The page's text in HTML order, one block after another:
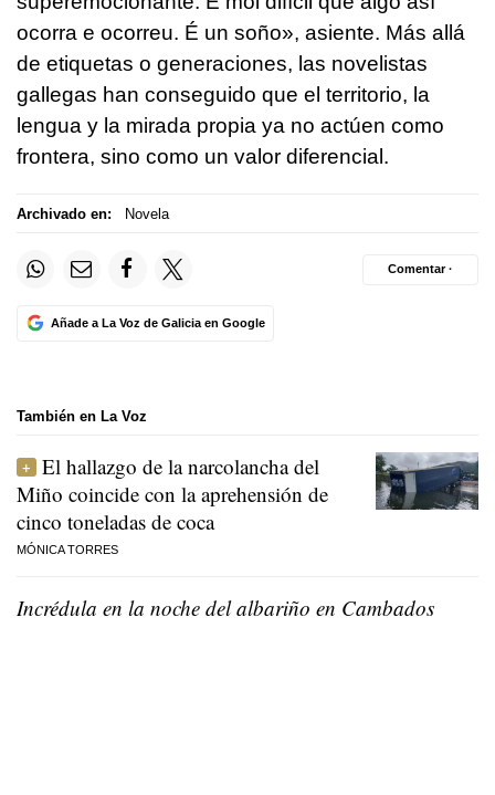
ocorra e ocorreu. É un soño», asiente. Más allá
de etiquetas o generaciones, las novelistas
gallegas han conseguido que el territorio, la
lengua y la mirada propia ya no actúen como
frontera, sino como un valor diferencial.
Archivado en: Novela
Añade a La Voz de Galicia en Google
Comentar ·
También en La Voz
El hallazgo de la narcolancha del
Miño coincide con la aprehensión de
cinco toneladas de coca
MÓNICA TORRES
Incrédula en la noche del albariño en Cambados